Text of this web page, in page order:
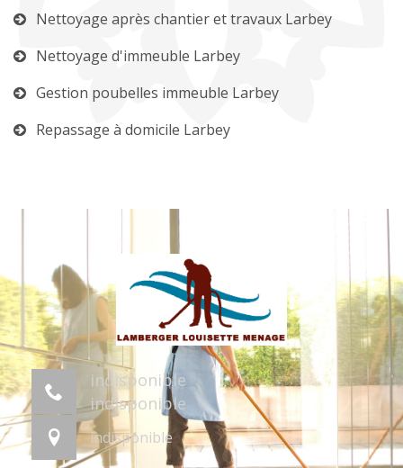
Nettoyage après chantier et travaux Larbey
Nettoyage d'immeuble Larbey
Gestion poubelles immeuble Larbey
Repassage à domicile Larbey
indisponible
indisponible
indisponible